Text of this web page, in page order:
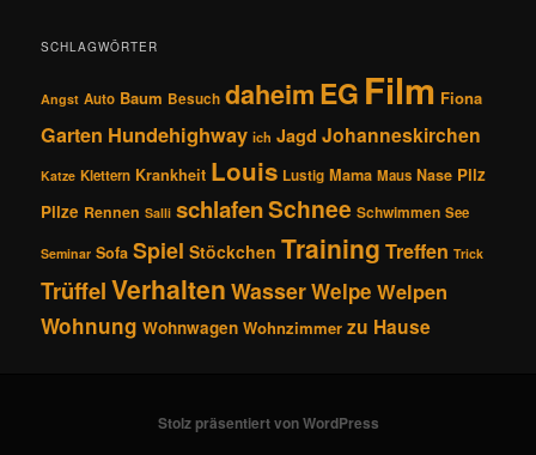
SCHLAGWÖRTER
Angst Auto Baum Besuch daheimEG Film Fiona
Garten Hundehighway ich Jagd Johanneskirchen
Katze Klettern Krankheit Louis Lustig Mama Maus Nase Pilz
Pilze Rennen Salli schlafenSchnee Schwimmen See
Seminar Sofa Spiel Stöckchen Training Treffen Trick
TrüffelVerhalten WasserWelpe Welpen
Wohnung Wohnwagen Wohnzimmer zu Hause
Stolz präsentiert von WordPress